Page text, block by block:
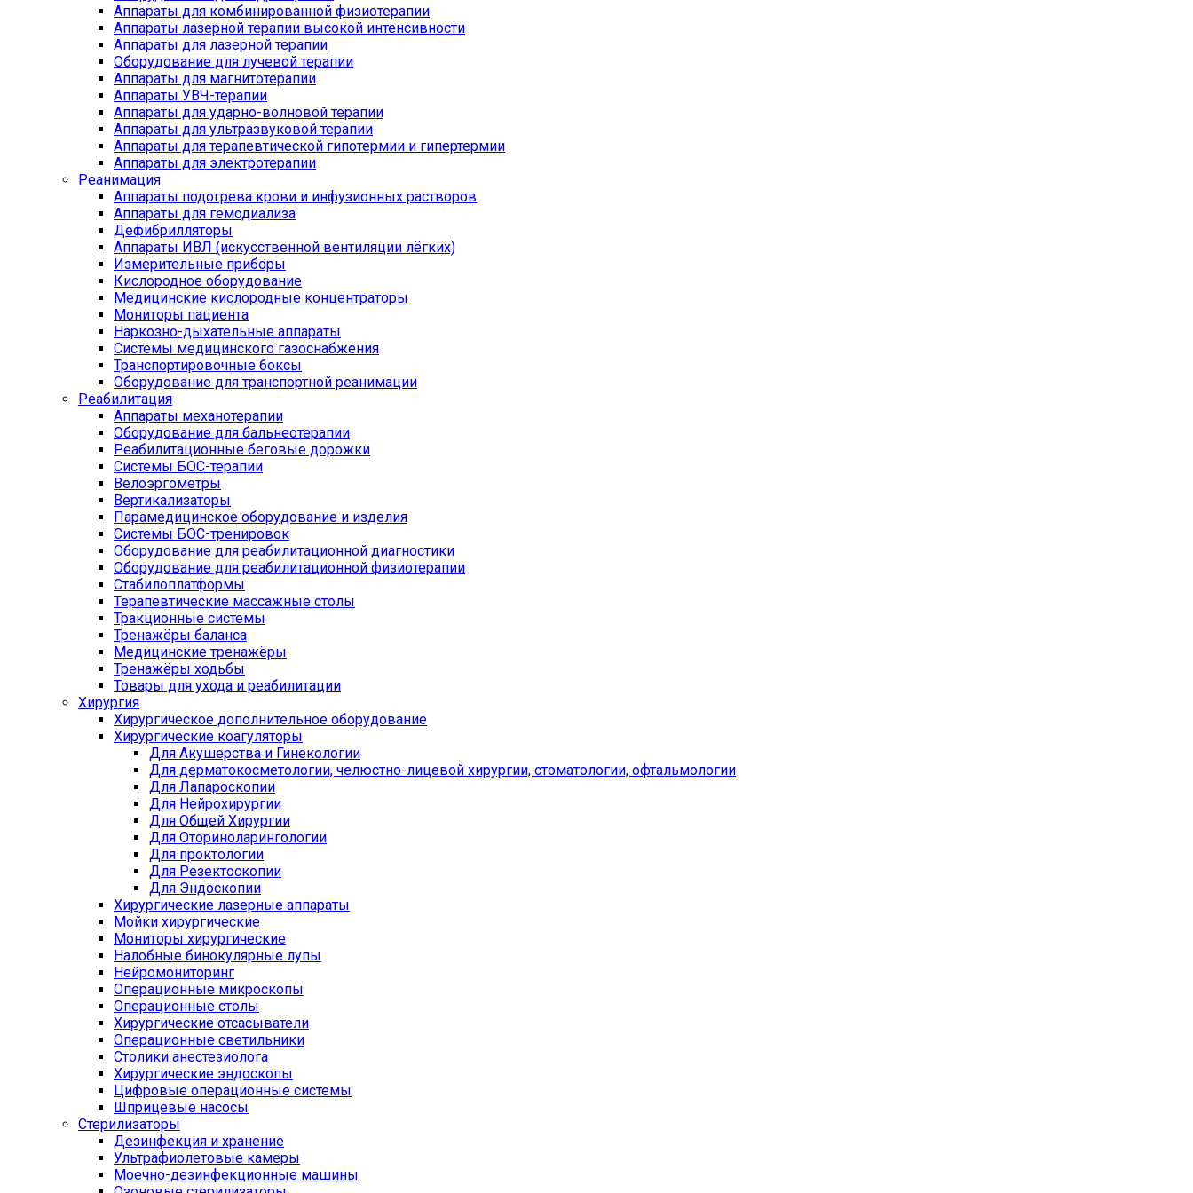
Аппараты для комбинированной физиотерапии
Аппараты лазерной терапии высокой интенсивности
Аппараты для лазерной терапии
Оборудование для лучевой терапии
Аппараты для магнитотерапии
Аппараты УВЧ-терапии
Аппараты для ударно-волновой терапии
Аппараты для ультразвуковой терапии
Аппараты для терапевтической гипотермии и гипертермии
Аппараты для электротерапии
Реанимация
Аппараты подогрева крови и инфузионных растворов
Аппараты для гемодиализа
Дефибрилляторы
Аппараты ИВЛ (искусственной вентиляции лёгких)
Измерительные приборы
Кислородное оборудование
Медицинские кислородные концентраторы
Мониторы пациента
Наркозно-дыхательные аппараты
Системы медицинского газоснабжения
Транспортировочные боксы
Оборудование для транспортной реанимации
Реабилитация
Аппараты механотерапии
Оборудование для бальнеотерапии
Реабилитационные беговые дорожки
Системы БОС-терапии
Велоэргометры
Вертикализаторы
Парамедицинское оборудование и изделия
Системы БОС-тренировок
Оборудование для реабилитационной диагностики
Оборудование для реабилитационной физиотерапии
Стабилоплатформы
Терапевтические массажные столы
Тракционные системы
Тренажёры баланса
Медицинские тренажёры
Тренажёры ходьбы
Товары для ухода и реабилитации
Хирургия
Хирургическое дополнительное оборудование
Хирургические коагуляторы
Для Акушерства и Гинекологии
Для дерматокосметологии, челюстно-лицевой хирургии, стоматологии, офтальмологии
Для Лапароскопии
Для Нейрохирургии
Для Общей Хирургии
Для Оториноларингологии
Для проктологии
Для Резектоскопии
Для Эндоскопии
Хирургические лазерные аппараты
Мойки хирургические
Мониторы хирургические
Налобные бинокулярные лупы
Нейромониторинг
Операционные микроскопы
Операционные столы
Хирургические отсасыватели
Операционные светильники
Столики анестезиолога
Хирургические эндоскопы
Цифровые операционные системы
Шприцевые насосы
Стерилизаторы
Дезинфекция и хранение
Ультрафиолетовые камеры
Моечно-дезинфекционные машины